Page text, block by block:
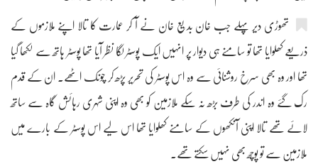
تھوڑی دیر پہلے جب خان بدیع خان نے آ کر عمارت کا تالا اپنے ملازموں کے
ذریعے کھلوایا تھا تو سامنے ہی دیوار پر انہیں ایک پوسٹر لگا نظر آیا تھا پوسٹر ہاتھ سے لکھا گیا
تھا اور وہ بھی سرخ روشنائی سے وہ اس پوسٹر کی تحریر پڑھ کر چونک اٹھے۔ ان کے قدم
رک گئے وہ اندر کی طرف بڑھ نہ سکے ملازمین کو بھی وہ اپنی شہری رہائش گاہ سے ساتھ
لائے تھے تالا اپنی آنکھوں کے سامنے کھلوایا تھا اس لیے اس پوسٹر کے بارے میں
ملازمین سے تو پوچھ بھی نہیں سکتے تھے۔